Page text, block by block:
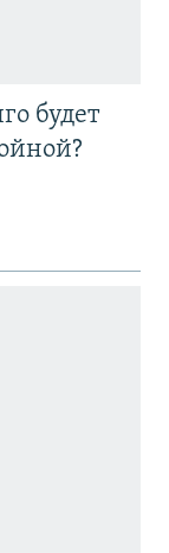
будет